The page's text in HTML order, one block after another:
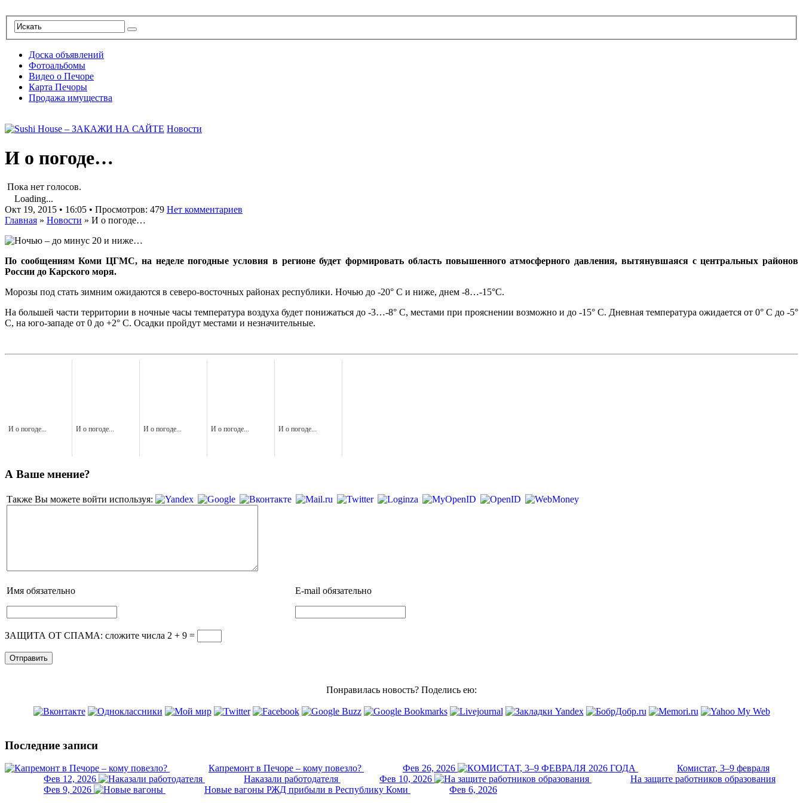
Доска объявлений
Фотоальбомы
Видео о Печоре
Карта Печоры
Продажа имущества
Новости
И о погоде…
Пока нет голосов.
Loading...
Окт 19, 2015 • 16:05 • Просмотров: 479 Нет комментариев
Главная » Новости » И о погоде…
По сообщениям Коми ЦГМС, на неделе погодные условия в регионе будет формировать область повышенного атмосферного давления, вытянувшаяся с центральных районов
России до Карского моря.
Морозы под стать зимним ожидаются в северо-восточных районах республики. Ночью до -20° С и ниже, днем -8…-15°С.
На большей части территории в ночные часы температура воздуха будет понижаться до -3…-8° С, местами при прояснении возможно и до -15° С. Дневная температура ожидается от 0° С до -5°
С, на юго-западе от 0 до +2° С. Осадки пройдут местами и незначительные.
И о погоде... И о погоде... И о погоде... И о погоде... И о погоде...
А Ваше мнение?
Также Вы можете войти используя:
Имя обязательно E-mail обязательно
ЗАЩИТА ОТ СПАМА: сложите числа 2 + 9 =
Понравилась новость? Поделись ею:
Последние записи
Капремонт в Печоре – кому повезло? Фев 26, 2026
Комистат, 3–9 февраля
Фев 12, 2026
Наказали работодателя Фев 10, 2026
На защите работников образования
Фев 9, 2026
Новые вагоны РЖД прибыли в Республику Коми Фев 6, 2026